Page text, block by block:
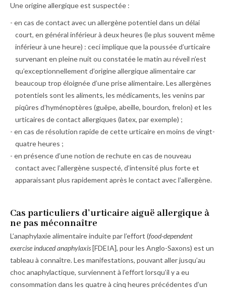
Une origine allergique est suspectée :
en cas de contact avec un allergène potentiel dans un délai
court, en général inférieur à deux heures (le plus souvent même
inférieur à une heure) : ceci implique que la poussée d’urticaire
survenant en pleine nuit ou constatée le matin au réveil n’est
qu’exceptionnellement d’origine allergique alimentaire car
beaucoup trop éloignée d’une prise alimentaire. Les allergènes
potentiels sont les aliments, les médicaments, les venins par
piqûres d’hyménoptères (guêpe, abeille, bourdon, frelon) et les
urticaires de contact allergiques (latex, par exemple) ;
en cas de résolution rapide de cette urticaire en moins de vingt-
quatre heures ;
en présence d’une notion de rechute en cas de nouveau
contact avec l’allergène suspecté, d’intensité plus forte et
apparaissant plus rapidement après le contact avec l’allergène.
Cas particuliers d’urticaire aiguë allergique à
ne pas méconnaître
L’anaphylaxie alimentaire induite par l’effort (food-dependent
exercise induced anaphylaxis[FDEIA], pour les Anglo-Saxons) est un
tableau à connaître. Les manifestations, pouvant aller jusqu’au
choc anaphylactique, surviennent à l’effort lorsqu’il y a eu
consommation dans les quatre à cinq heures précédentes d’un